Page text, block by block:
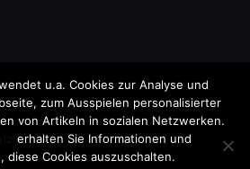
u.a. Cookies zur Analyse und
zum Ausspielen personalisierter
von Artikeln in sozialen Netzwerken.
erhalten Sie Informationen und
diese Cookies auszuschalten.